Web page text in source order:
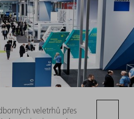
veletrhů přes